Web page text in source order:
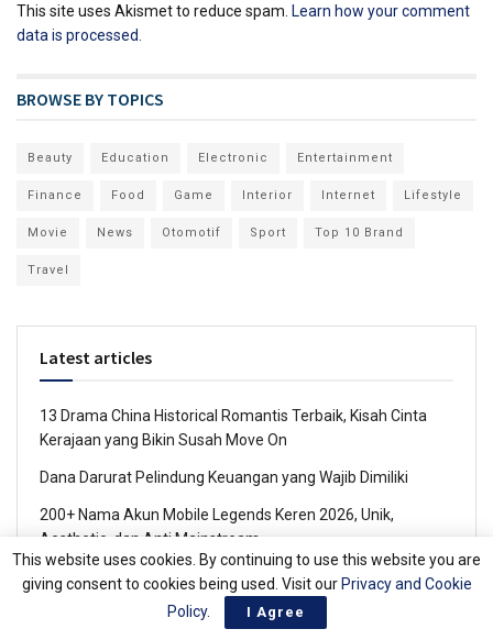
This site uses Akismet to reduce spam. Learn how your comment
data is processed.
BROWSE BY TOPICS
Beauty Education Electronic Entertainment
Finance Food Game Interior Internet Lifestyle
Movie News Otomotif Sport Top 10 Brand
Travel
Latest articles
13 Drama China Historical Romantis Terbaik, Kisah Cinta
Kerajaan yang Bikin Susah Move On
Dana Darurat Pelindung Keuangan yang Wajib Dimiliki
200+ Nama Akun Mobile Legends Keren 2026, Unik,
Aesthetic, dan Anti Mainstream
Beasiswa S2 2026: 25 Beasiswa Fully Funded Dalam & Luar
This website uses cookies. By continuing to use this website you are
giving consent to cookies being used. Visit our Privacy and Cookie
Policy. I Agree